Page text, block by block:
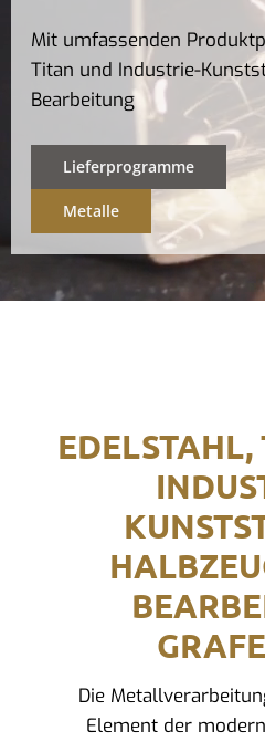
Mit umfassenden
Titan und Industrie-
Bearbeitung
Lieferprogramme
Metalle
Die
Element der